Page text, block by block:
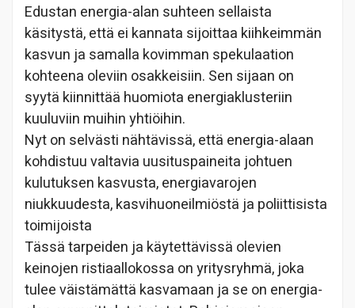
Edustan energia-alan suhteen sellaista
käsitystä, että ei kannata sijoittaa kiihkeimmän
kasvun ja samalla kovimman spekulaation
kohteena oleviin osakkeisiin. Sen sijaan on
syytä kiinnittää huomiota energiaklusteriin
kuuluviin muihin yhtiöihin.
Nyt on selvästi nähtävissä, että energia-alaan
kohdistuu valtavia uusituspaineita johtuen
kulutuksen kasvusta, energiavarojen
niukkuudesta, kasvihuoneilmiöstä ja poliittisista
toimijoista
Tässä tarpeiden ja käytettävissä olevien
keinojen ristiaallokossa on yritysryhmä, joka
tulee väistämättä kasvamaan ja se on energia-